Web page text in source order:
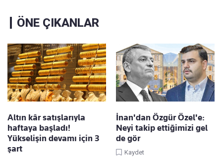
ÖNE ÇIKANLAR
Altın kâr satışlarıyla
haftaya başladı!
Yükselişin devamı için 3
şart
İnan'dan Özgür Özel'e:
Neyi takip ettiğimizi gel
de gör
Kaydet